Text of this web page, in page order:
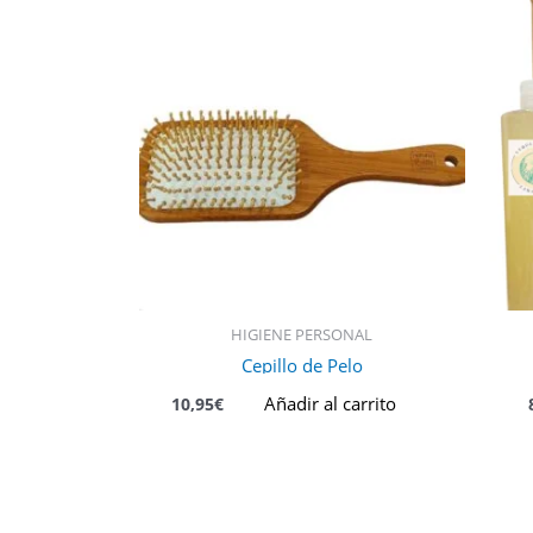
HIGIENE PERSONAL
Cepillo de Pelo
10,95€ Añadir al carrito